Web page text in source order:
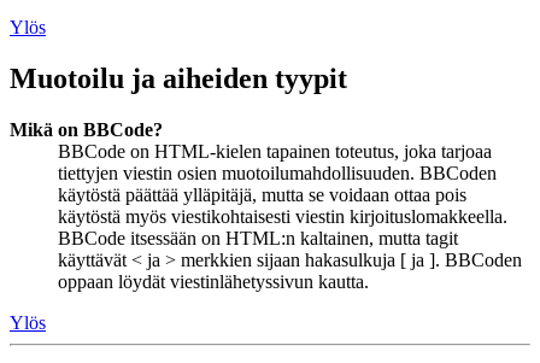
Ylös
Muotoilu ja aiheiden tyypit
Mikä on BBCode?
BBCode on HTML-kielen tapainen toteutus, joka tarjoaa
tiettyjen viestin osien muotoilumahdollisuuden. BBCoden
käytöstä päättää ylläpitäjä, mutta se voidaan ottaa pois
käytöstä myös viestikohtaisesti viestin kirjoituslomakkeella.
BBCode itsessään on HTML:n kaltainen, mutta tagit
käyttävät < ja > merkkien sijaan hakasulkuja [ ja ]. BBCoden
oppaan löydät viestinlähetyssivun kautta.
Ylös